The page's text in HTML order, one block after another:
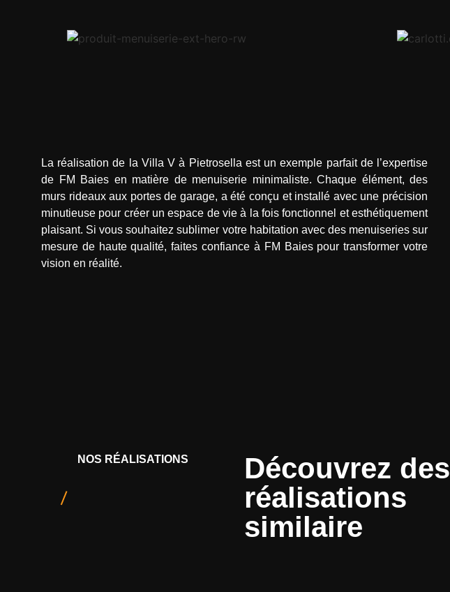
La réalisation de la Villa V à Pietrosella est un exemple parfait de l’expertise
de FM Baies en matière de menuiserie minimaliste. Chaque élément, des
murs rideaux aux portes de garage, a été conçu et installé avec une précision
minutieuse pour créer un espace de vie à la fois fonctionnel et esthétiquement
plaisant. Si vous souhaitez sublimer votre habitation avec des menuiseries sur
mesure de haute qualité, faites confiance à FM Baies pour transformer votre
vision en réalité.
NOS RÉALISATIONS
Découvrez des
réalisations
similaire